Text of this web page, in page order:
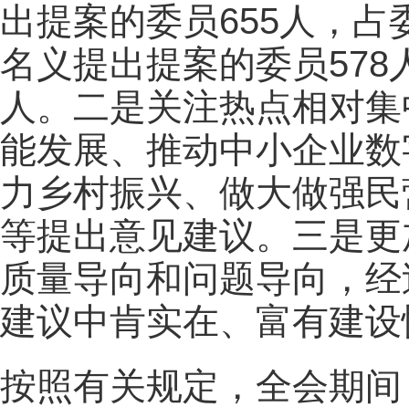
出提案的委员655人，占
名义提出提案的委员578
人。二是关注热点相对
能发展、推动中小企业
力乡村振兴、做大做强
等提出意见建议。三是
质量导向和问题导向，
建议中肯实在、富有建
按照有关规定，全会期